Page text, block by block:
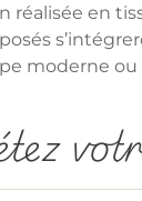
réalisée en
moderne